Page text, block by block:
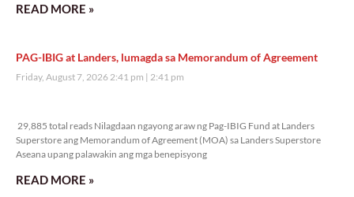
READ MORE »
PAG-IBIG at Landers, lumagda sa Memorandum of Agreement
Friday, August 7, 2026 2:41 pm 2:41 pm
29,885 total reads Nilagdaan ngayong araw ng Pag-IBIG Fund at Landers
Superstore ang Memorandum of Agreement (MOA) sa Landers Superstore
Aseana upang palawakin ang mga benepisyong
READ MORE »